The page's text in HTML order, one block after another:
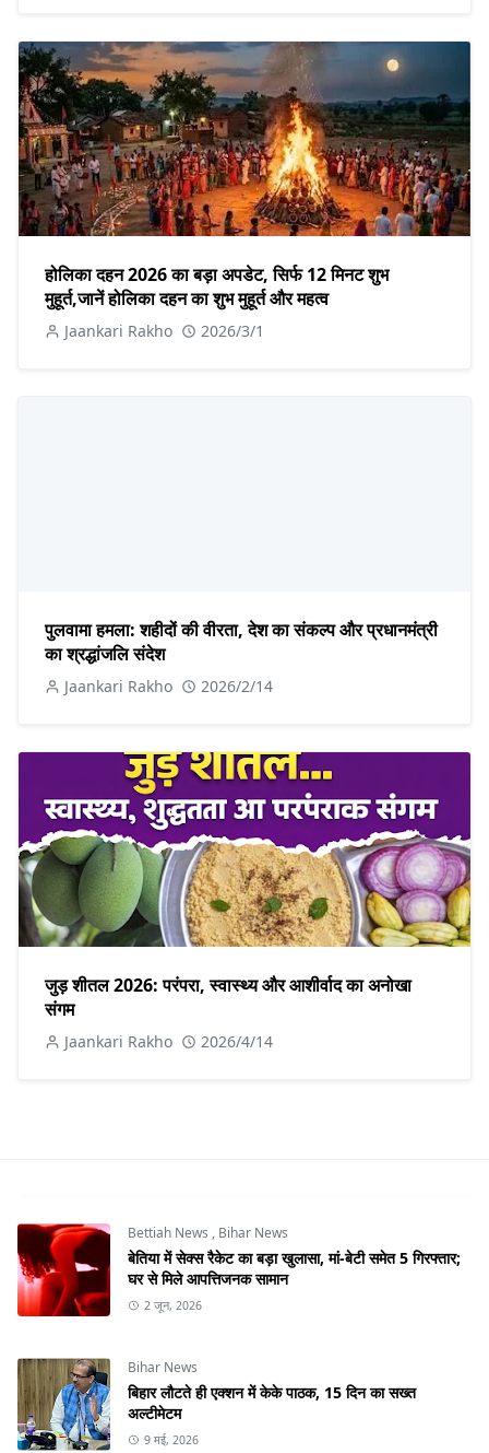
होलिका दहन 2026 का बड़ा अपडेट, सिर्फ 12 मिनट शुभ
मुहूर्त,जानें होलिका दहन का शुभ मुहूर्त और महत्व
Jaankari Rakho 2026/3/1
पुलवामा हमला: शहीदों की वीरता, देश का संकल्प और प्रधानमंत्री
का श्रद्धांजलि संदेश
Jaankari Rakho 2026/2/14
जुड़ शीतल 2026: परंपरा, स्वास्थ्य और आशीर्वाद का अनोखा
संगम
Jaankari Rakho 2026/4/14
Bettiah News , Bihar News
बेतिया में सेक्स रैकेट का बड़ा खुलासा, मां-बेटी समेत 5 गिरफ्तार;
घर से मिले आपत्तिजनक सामान
2 जून, 2026
Bihar News
बिहार लौटते ही एक्शन में केके पाठक, 15 दिन का सख्त
अल्टीमेटम
9 मई, 2026